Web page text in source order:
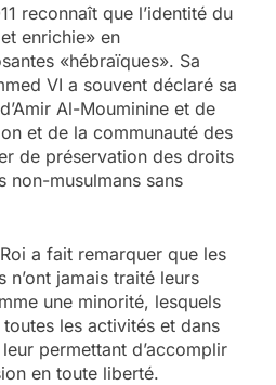
reconnaît que l’identité du
enrichie» en
«hébraïques». Sa
VI a souvent déclaré sa
Al-Mouminine et de
et de la communauté des
de préservation des droits
non-musulmans sans
a fait remarquer que les
n’ont jamais traité leurs
une minorité, lesquels
les activités et dans
permettant d’accomplir
en toute liberté.